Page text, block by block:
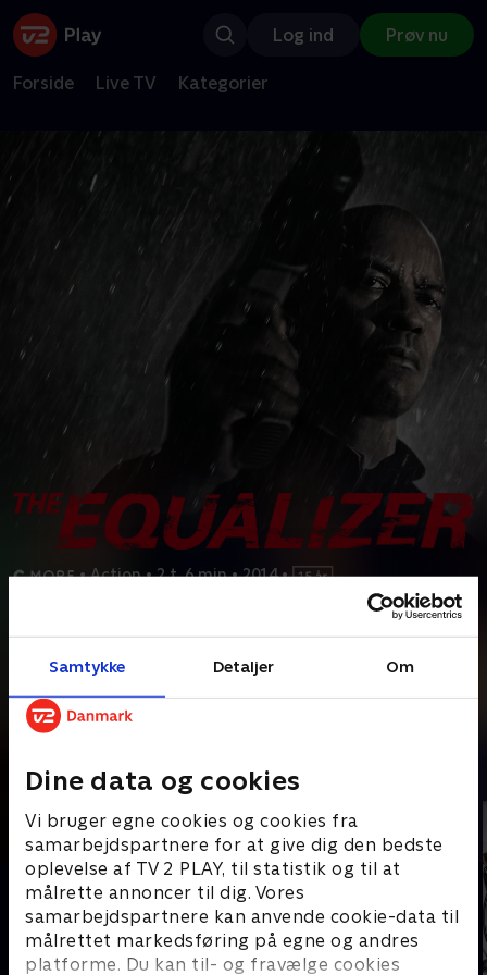
Samtykke Detaljer Om
Dine data og cookies
Vi bruger egne cookies og cookies fra
samarbejdspartnere for at give dig den bedste
oplevelse af TV 2 PLAY, til statistik og til at
målrette annoncer til dig. Vores
samarbejdspartnere kan anvende cookie-data til
målrettet markedsføring på egne og andres
platforme. Du kan til- og fravælge cookies
Log ind Prøv nu
Forside Live TV Kategorier
• Action • 2 t. 6 min • 2014 •
Den tidligere agent Robert McCall lever en tilbagetrukket
tilværelse i en stille forstad, men fortiden lader sig
Prøv TV 2 Play*
*Kræver pakken Basis. Administrer dit abonnement på Mit TV 2.
Andre så også